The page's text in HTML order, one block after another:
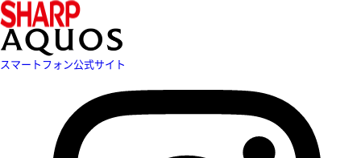
スマートフォン公式サイト